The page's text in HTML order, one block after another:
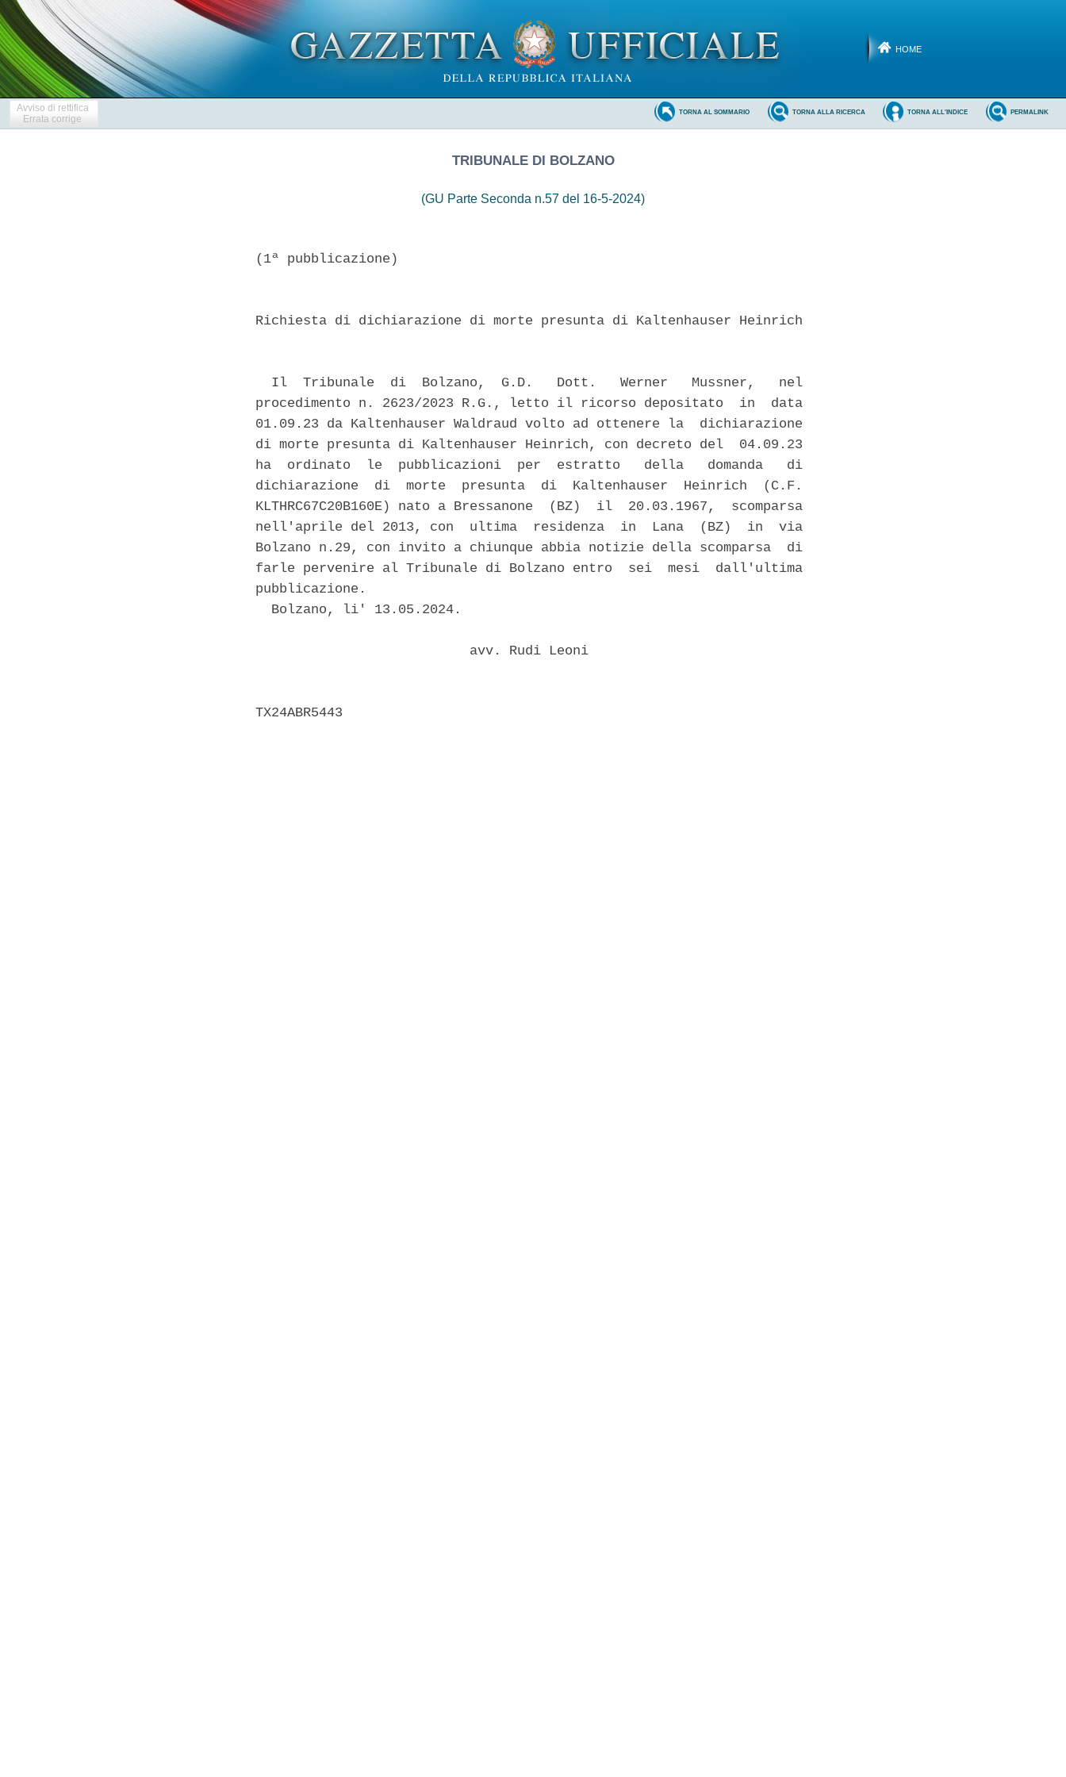
HOME
Avviso di rettifica
Errata corrige
PERMALINK
TORNA ALL'INDICE
TORNA ALLA RICERCA
TORNA AL SOMMARIO
TRIBUNALE DI BOLZANO
(GU Parte Seconda n.57 del 16-5-2024)
(1ª pubblicazione)
Richiesta di dichiarazione di morte presunta di Kaltenhauser Heinrich
  Il  Tribunale  di  Bolzano,  G.D.   Dott.   Werner   Mussner,   nel
procedimento n. 2623/2023 R.G., letto il ricorso depositato  in  data
01.09.23 da Kaltenhauser Waldraud volto ad ottenere la  dichiarazione
di morte presunta di Kaltenhauser Heinrich, con decreto del  04.09.23
ha  ordinato  le  pubblicazioni  per  estratto   della   domanda   di
dichiarazione  di  morte  presunta  di  Kaltenhauser  Heinrich  (C.F.
KLTHRC67C20B160E) nato a Bressanone  (BZ)  il  20.03.1967,  scomparsa
nell'aprile del 2013, con  ultima  residenza  in  Lana  (BZ)  in  via
Bolzano n.29, con invito a chiunque abbia notizie della scomparsa  di
farle pervenire al Tribunale di Bolzano entro  sei  mesi  dall'ultima
pubblicazione.
  Bolzano, li' 13.05.2024.
                           avv. Rudi Leoni